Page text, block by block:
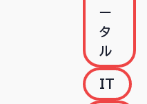
ー
タ
ル
IT